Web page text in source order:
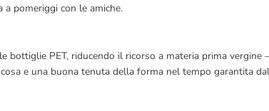
a pomeriggi con le amiche.
PET, riducendo il ricorso a materia prima
e una buona tenuta della forma nel tempo garantita